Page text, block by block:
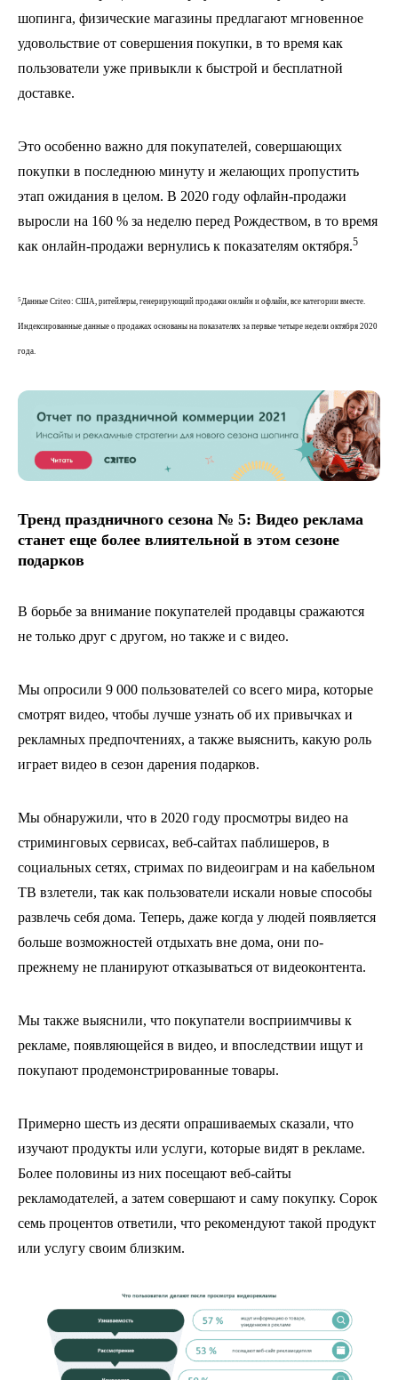
шопинга, физические магазины предлагают мгновенное
удовольствие от совершения покупки, в то время как
пользователи уже привыкли к быстрой и бесплатной
доставке.
Это особенно важно для покупателей, совершающих
покупки в последнюю минуту и желающих пропустить
этап ожидания в целом. В 2020 году офлайн-продажи
выросли на 160 % за неделю перед Рождеством, в то время
как онлайн-продажи вернулись к показателям октября.5
5Данные Criteo: США, ритейлеры, генерирующий продажи онлайн и офлайн, все категории вместе.
Индексированные данные о продажах основаны на показателях за первые четыре недели октября 2020
года.
Тренд праздничного сезона № 5: Видео реклама
станет еще более влиятельной в этом сезоне
подарков​
В борьбе за внимание покупателей продавцы сражаются
не только друг с другом, но также и с видео.
Мы опросили 9 000 пользователей со всего мира, которые
смотрят видео, чтобы лучше узнать об их привычках и
рекламных предпочтениях, а также выяснить, какую роль
играет видео в сезон дарения подарков.
Мы обнаружили, что в 2020 году просмотры видео на
стриминговых сервисах, веб-сайтах паблишеров, в
социальных сетях, стримах по видеоиграм и на кабельном
ТВ взлетели, так как пользователи искали новые способы
развлечь себя дома. Теперь, даже когда у людей появляется
больше возможностей отдыхать вне дома, они по-
прежнему не планируют отказываться от видеоконтента.
Мы также выяснили, что покупатели восприимчивы к
рекламе, появляющейся в видео, и впоследствии ищут и
покупают продемонстрированные товары.
Примерно шесть из десяти опрашиваемых сказали, что
изучают продукты или услуги, которые видят в рекламе.
Более половины из них посещают веб-сайты
рекламодателей, а затем совершают и саму покупку. Сорок
семь процентов ответили, что рекомендуют такой продукт
или услугу своим близким.